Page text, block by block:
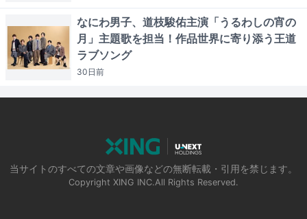
なにわ男子、道枝駿佑主演「うるわしの宵の
月」主題歌を担当！作品世界に寄り添う王道
ラブソング
30日前
当サイトのすべての文章や画像などの無断転載・引用を禁じます。
Copyright XING INC.All Rights Reserved.